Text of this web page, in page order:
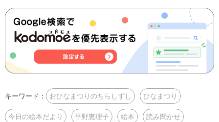
キーワード： おひなまつりのちらしずし ひなまつり
今日の絵本だより 平野恵理子 絵本 読み聞かせ